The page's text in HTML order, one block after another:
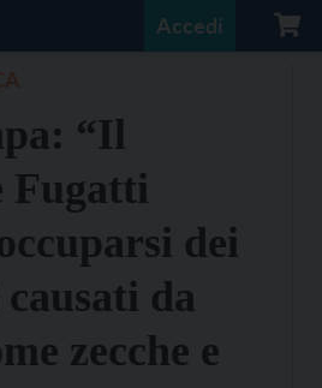
Accedi
“Il
Fugatti
dei
da
zecche e